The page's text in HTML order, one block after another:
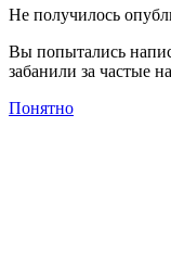
Не получилось
Вы попытались
забанили за частые
Понятно